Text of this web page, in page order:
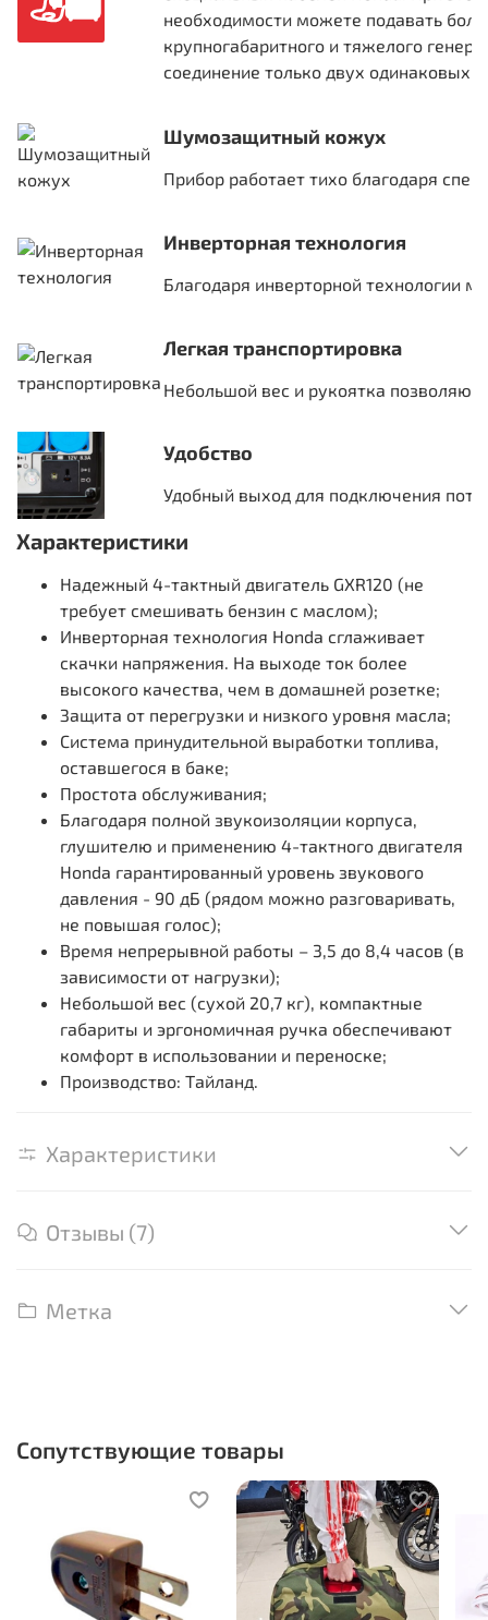
необходимости можете подавать
крупногабаритного и тяжелого
соединение только двух одинаковых
Шумозащитный кожух
Прибор работает тихо благодаря
Инверторная технология
Благодаря инверторной технологии
Легкая транспортировка
Небольшой вес и рукоятка позволяют
Удобство
Удобный выход для подключения
Характеристики
Надежный 4-тактный двигатель GXR120 (не
требует смешивать бензин с маслом);
Инверторная технология Honda сглаживает
скачки напряжения. На выходе ток более
высокого качества, чем в домашней розетке;
Защита от перегрузки и низкого уровня масла;
Система принудительной выработки топлива,
оставшегося в баке;
Простота обслуживания;
Благодаря полной звукоизоляции корпуса,
глушителю и применению 4-тактного двигателя
Honda гарантированный уровень звукового
давления - 90 дБ (рядом можно разговаривать,
не повышая голос);
Время непрерывной работы – 3,5 до 8,4 часов (в
зависимости от нагрузки);
Небольшой вес (сухой 20,7 кг), компактные
габариты и эргономичная ручка обеспечивают
комфорт в использовании и переноске;
Производство: Тайланд.
Характеристики
Отзывы (7)
Метка
Сопутствующие товары